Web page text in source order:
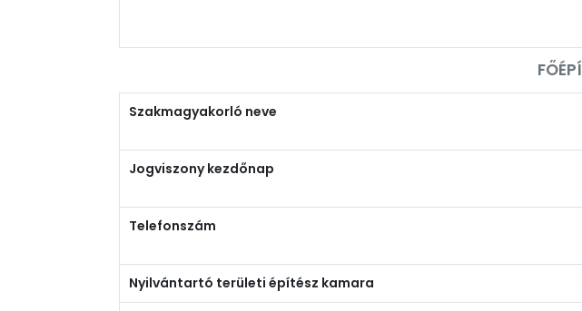
Szakmagyakorló neve
Jogviszony kezdőnap
Telefonszám
Nyilvántartó területi építész kamara